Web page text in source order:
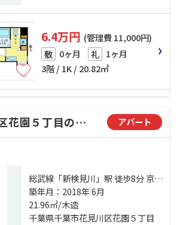
6.4万円 (管理費 11,000円)
敷 0ヶ月 礼 1ヶ月
3階 / 1K / 20.82㎡
千葉市花見川区花園５丁目のアパート アパート
総武線「新検見川」駅 徒歩8分 京成
千葉線「検見川」駅 徒歩18分 総武
線「幕張」駅 徒歩26分
築年月：2018年 6月
21.96㎡/木造
千葉県千葉市花見川区花園５丁目